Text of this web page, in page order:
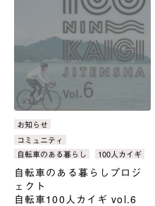
カ
テ
リ：
お知らせ
タ
グ：
コミュニティ
自転車のある暮らし
100人カイギ
自転車のある暮らしプロジ
ェクト
自転車100人カイギ vol.6